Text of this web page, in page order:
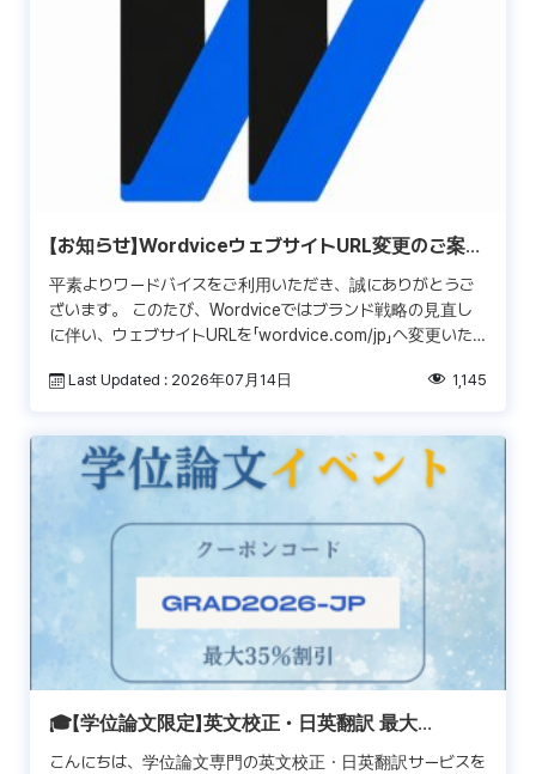
【お知らせ】WordviceウェブサイトURL変更のご案内
（wordvice.com/jp）
平素よりワードバイスをご利用いただき、誠にありがとうご
ざいます。 このたび、Wordviceではブランド戦略の見直し
に伴い、ウェブサイトURLを「wordvice.com/jp」へ変更いた
Last Updated : 2026年07月14日 1,145
🎓【学位論文限定】英文校正・日英翻訳 最大
35％OFF！
こんにちは、学位論文専門の英文校正・日英翻訳サービスを